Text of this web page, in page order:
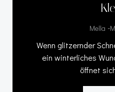
Mella -
Wenn glitzernder
ein winterliches
öffnet